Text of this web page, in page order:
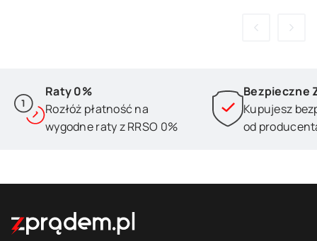
Raty 0%
Rozłóż płatność na
wygodne raty z RRSO 0%
Bezpieczne
Kupujesz
od